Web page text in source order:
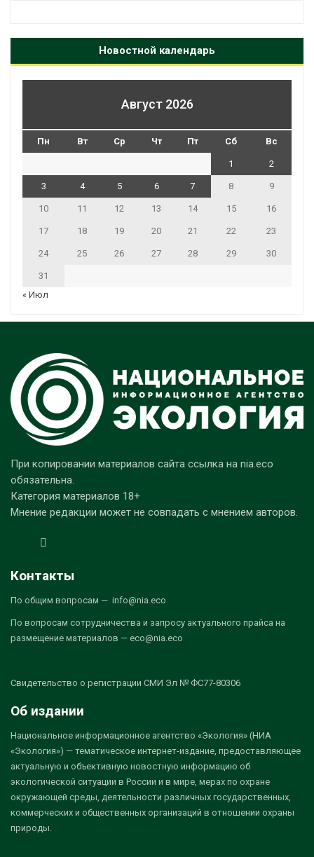
Новостной календарь
Август 2026
Пн Вт Ср Чт Пт Сб Вс
1 2
3 4 5 6 7 8 9
10 11 12 13 14 15 16
17 18 19 20 21 22 23
24 25 26 27 28 29 30
31
« Июл
При копировании материалов сайта ссылка на nia.eco
обязательна.
Категория материалов 18+
Мнение редакции может не совпадать с мнением авторов.
Контакты
По общим вопросам — info@nia.eco
По вопросам сотрудничества и запросу актуального прайса на
размещение материалов — eco@nia.eco
Свидетельство о регистрации СМИ Эл № ФС77-80306
Об издании
Национальное информационное агентство «Экология» (НИА
«Экология») — тематическое интернет-издание, предоставляющее
актуальную и объективную новостную информацию об
экологической ситуации в России и в мире, мерах по охране
окружающей среды, деятельности различных государственных,
коммерческих и общественных организаций в отношении охраны
природы.